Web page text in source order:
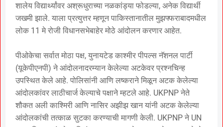
शालेय विद्यार्थ्यांवर अश्रूधुराच्या नळकांड्या फोडल्या, अनेक विद्यार्थी
जखमी झाले. याला प्रत्युत्तर म्हणून पाकिस्तानातील मुझफ्फराबादमधील
लोक 11 मे रोजी विधानसभेबाहेर मोठे आंदोलन करणार आहेत.
पीओकेचा सर्वात मोठा पक्ष, युनायटेड काश्मीर पीपल्स नॅशनल पार्टी
(यूकेपीएनपी) ने आंदोलनादरम्यान केलेल्या अटकेवर प्रश्नचिन्ह
उपस्थित केले आहे. पोलिसांनी आणि लष्कराने मिळून अटक केलेल्या
आंदोलकांवर लाठीचार्ज केल्याचे पक्षाने म्हटले आहे. UKPNP नेते
शौकत अली काश्मिरी आणि नासिर अझीझ खान यांनी अटक केलेल्या
आंदोलकांची तत्काळ सुटका करण्याची मागणी केली. UKPNP ने UN